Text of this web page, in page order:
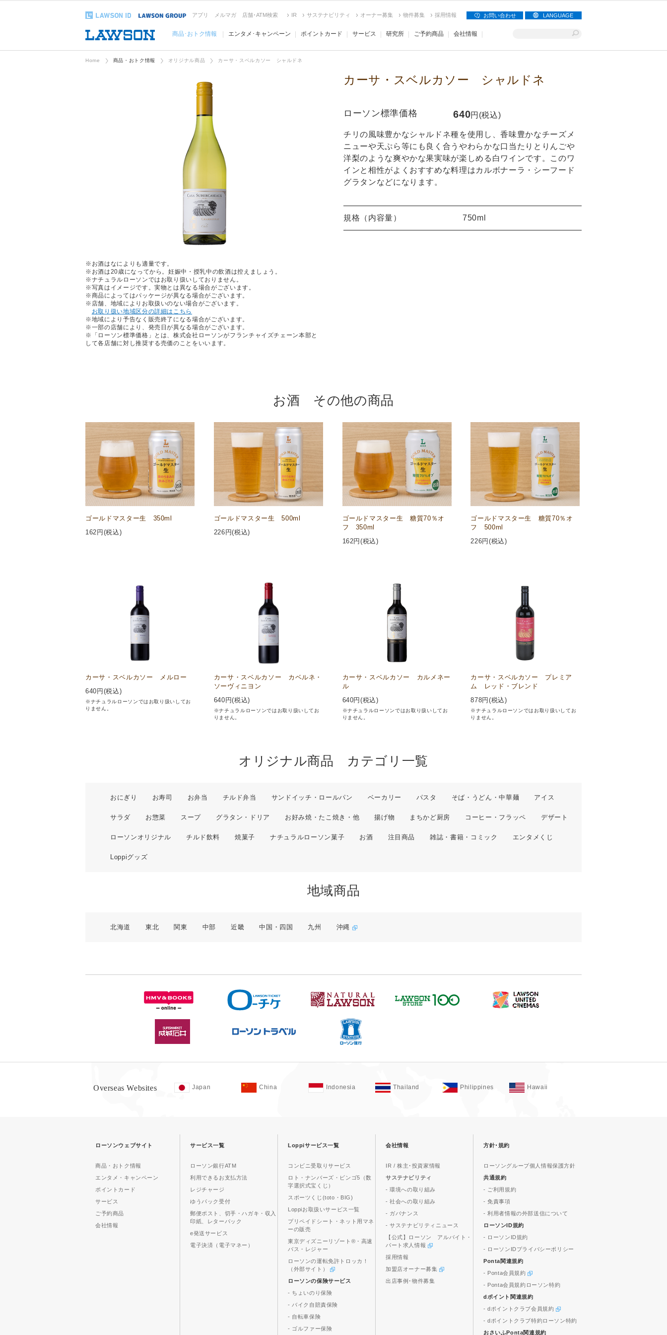
アプリ メルマガ 店舗･ATM検索 IR サステナビリティ オーナー募集 物件募集 採用情報 お問い合わせ LANGUAGE
商品･おトク情報 エンタメ･キャンペーン ポイントカード サービス 研究所 ご予約商品 会社情報
Home 商品・おトク情報 オリジナル商品 カーサ・スベルカソー シャルドネ
※お酒はなによりも適量です。
※お酒は20歳になってから。妊娠中・授乳中の飲酒は控えましょう。
※ナチュラルローソンではお取り扱いしておりません。
※写真はイメージです。実物とは異なる場合がございます。
※商品によってはパッケージが異なる場合がございます。
※店舗、地域によりお取扱いのない場合がございます。
お取り扱い地域区分の詳細はこちら
※地域により予告なく販売終了になる場合がございます。
※一部の店舗により、発売日が異なる場合がございます。
※「ローソン標準価格」とは、株式会社ローソンがフランチャイズチェーン本部と
して各店舗に対し推奨する売価のことをいいます。
カーサ・スベルカソー シャルドネ
ローソン標準価格 640円(税込)
チリの風味豊かなシャルドネ種を使用し、香味豊かなチーズメ
ニューや天ぷら等にも良く合うやわらかな口当たりとりんごや
洋梨のような爽やかな果実味が楽しめる白ワインです。このワ
インと相性がよくおすすめな料理はカルボナーラ・シーフード
グラタンなどになります。
規格（内容量） 750ml
お酒 その他の商品
ゴールドマスター生 350ml
162 円(税込)
ゴールドマスター生 500ml
226 円(税込)
ゴールドマスター生 糖質70％オ
フ 350ml
162円(税込)
ゴールドマスター生 糖質70％オ
フ 500ml
226円(税込)
カーサ・スベルカソー メルロー
640 円(税込)
※ナチュラルローソンではお取り扱いしてお
りません。
カーサ・スベルカソー カベルネ・
ソーヴィニヨン
640 円(税込)
※ナチュラルローソンではお取り扱いしてお
りません。
カーサ・スベルカソー カルメネー
ル
640円(税込)
※ナチュラルローソンではお取り扱いしてお
りません。
カーサ・スベルカソー プレミア
ム レッド・ブレンド
878円(税込)
※ナチュラルローソンではお取り扱いしてお
りません。
オリジナル商品 カテゴリ一覧
おにぎり お寿司 お弁当 チルド弁当 サンドイッチ・ロールパン ベーカリー パスタ そば・うどん・中華麺 アイス
サラダ お惣菜 スープ グラタン・ドリア お好み焼・たこ焼き・他 揚げ物 まちかど厨房 コーヒー・フラッペ デザート
ローソンオリジナル チルド飲料 焼菓子 ナチュラルローソン菓子 お酒 注目商品 雑誌・書籍・コミック エンタメくじ
Loppiグッズ
地域商品
北海道 東北 関東 中部 近畿 中国・四国 九州 沖縄
Overseas Websites Japan China Indonesia Thailand Philippines Hawaii
ローソンウェブサイト
商品・おトク情報
エンタメ・キャンペーン
ポイントカード
サービス
ご予約商品
会社情報
サービス一覧
ローソン銀行ATM
利用できるお支払方法
レジチャージ
ゆうパック受付
郵便ポスト、切手・ハガキ・収入
印紙、レターパック
e発送サービス
電子決済（電子マネー）
Loppiサービス一覧
コンビニ受取りサービス
ロト・ナンバーズ・ビンゴ5（数
字選択式宝くじ）
スポーツくじ(toto・BIG)
Loppiお取扱いサービス一覧
プリペイドシート・ネット用マネ
ーの販売
東京ディズニーリゾート®・高速
バス・レジャー
ローソンの運転免許トロッカ！
（外部サイト）
ローソンの保険サービス
- ちょいのり保険
- バイク自賠責保険
- 自転車保険
- ゴルファー保険
会社情報
IR / 株主･投資家情報
サステナビリティ
- 環境への取り組み
- 社会への取り組み
- ガバナンス
- サステナビリティニュース
【公式】ローソン アルバイト・
パート求人情報
採用情報
加盟店オーナー募集
出店事例･物件募集
方針･規約
ローソングループ個人情報保護方針
共通規約
- ご利用規約
- 免責事項
- 利用者情報の外部送信について
ローソンID規約
- ローソンID規約
- ローソンIDプライバシーポリシー
Ponta関連規約
- Ponta会員規約
- Ponta会員規約ローソン特約
dポイント関連規約
- dポイントクラブ会員規約
- dポイントクラブ特約ローソン特約
おさいふPonta関連規約